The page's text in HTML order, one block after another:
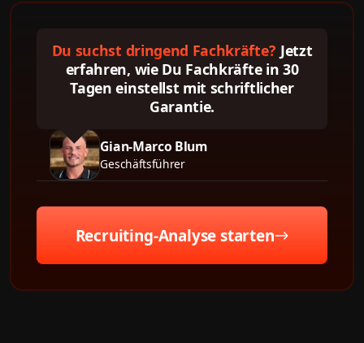
Du suchst dringend Fachkräfte? Jetzt
erfahren, wie Du Fachkräfte in 30
Tagen einstellst mit schriftlicher
Garantie.
Gian-Marco Blum
Geschäftsführer
Recruiting-Analyse starten